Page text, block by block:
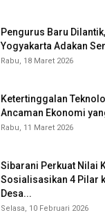
Pengurus Baru Dilantik,
Yogyakarta Adakan
Rabu, 18 Maret 2026
Ketertinggalan
Ancaman Ekonomi
Rabu, 11 Maret 2026
Sibarani Perkuat Nilai
Sosialisasikan 4 Pilar
Desa...
Selasa, 10 Februari 2026